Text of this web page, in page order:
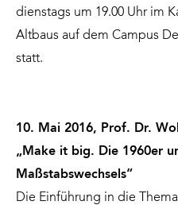
dienstags um 19.00 Uhr im
Altbaus auf dem Campus
statt.
10. Mai 2016, Prof. Dr.
„Make it big. Die 1960er
Maßstabswechsels“
Die Einführung in die